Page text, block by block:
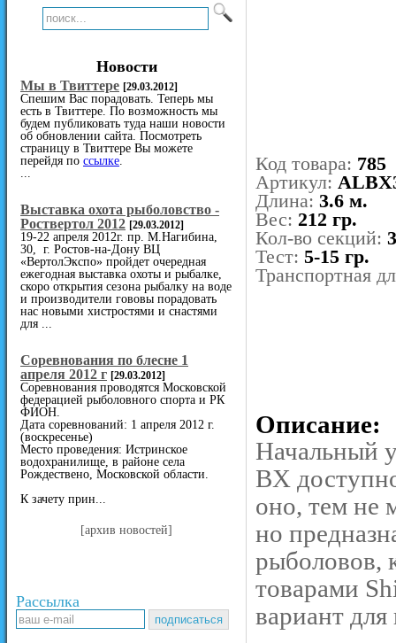
Новости
Мы в Твиттере [29.03.2012]
Спешим Вас порадовать. Теперь мы
есть в Твиттере. По возможность мы
будем публиковать туда наши новости
об обновлении сайта. Посмотреть
страницу в Твиттере Вы можете
перейдя по ссылке
Выставка охота рыболовство -
Роствертол 2012 [29.03.2012]
19-22 апреля 2012г. пр. М.Нагибина,
30, г. Ростов-на-Дону ВЦ
«ВертолЭкспо» пройдет очередная
ежегодная выставка охоты и рыбалке,
скоро открытия сезона рыбалку на воде
и производители гововы порадовать
нас новыми хистростями и снастями
для ...
Cоревнования по блесне 1
апреля 2012 г [29.03.2012]
Соревнования проводятся Московской
федерацией рыболовного спорта и РК
ФИОН.
Дата соревнований: 1 апреля 2012 г.
(воскресенье)
Место проведения: Истринское
водохранилище, в районе села
Рождествено, Московской области.
К зачету прин...
[архив новостей]
Рассылка
Код товара: 785
Артикул:
Длина: 3.6 м.
Вес: 212 гр.
Кол-во секций: 3
Тест: 5-15 гр.
Транспортная
Описание:
Начальный
BX
оно, тем не
но
рыболовов,
товарами
вариант